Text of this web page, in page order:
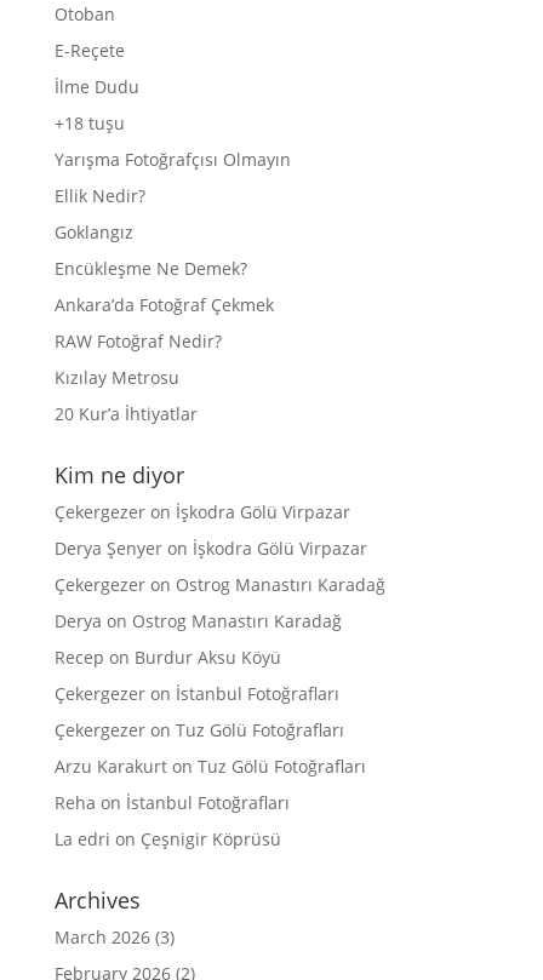
Otoban
E-Reçete
İlme Dudu
+18 tuşu
Yarışma Fotoğrafçısı Olmayın
Ellik Nedir?
Goklangız
Encükleşme Ne Demek?
Ankara’da Fotoğraf Çekmek
RAW Fotoğraf Nedir?
Kızılay Metrosu
20 Kur’a İhtiyatlar
Kim ne diyor
Çekergezeron İşkodra Gölü Virpazar
Derya Şenyeron İşkodra Gölü Virpazar
Çekergezeron Ostrog Manastırı Karadağ
Derya on Ostrog Manastırı Karadağ
Recep on Burdur Aksu Köyü
Çekergezeron İstanbul Fotoğrafları
Çekergezeron Tuz Gölü Fotoğrafları
Arzu Karakurton Tuz Gölü Fotoğrafları
Reha on İstanbul Fotoğrafları
La edri on Çeşnigir Köprüsü
Archives
March 2026(3)
February 2026(2)